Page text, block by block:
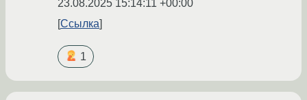
23.08.2025 15:14:11 +00:00
Ссылка
1